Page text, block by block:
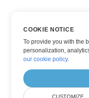
COOKIE NOTICE
To provide you with the
personalization,
our cookie policy.
CUSTOMIZE